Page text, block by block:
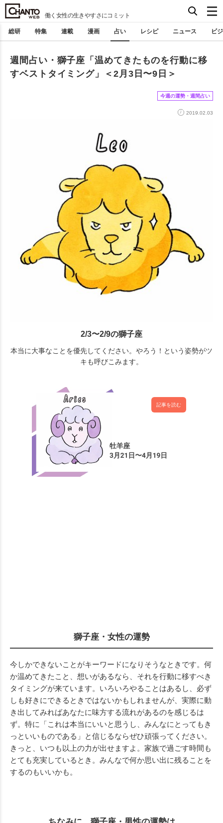
働く女性の生きやすさにコミット
総研 特集 連載 漫画 占い レシピ ニュース ビ
週間占い・獅子座「温めてきたものを行動に移
すベストタイミング」＜2月3日〜9日＞
今週の運勢・週間占い
2019.02.03
2/3〜2/9の獅子座
本当に大事なことを優先してください。やろう！という姿勢がツ
キも呼びこみます。
記事を読む
獅子座・女性の運勢
今しかできないことがキーワードになりそうなときです。何
か温めてきたこと、想いがあるなら、それを行動に移すべき
タイミングが来ています。いろいろやることはあるし、必ず
しも好きにできるときではないかもしれませんが、実際に動
き出してみればあなたに味方する流れがあるのを感じるは
ず。特に「これは本当にいいと思うし、みんなにとってもき
っといいものである」と信じるならぜひ頑張ってください。
きっと、いつも以上の力が出せますよ。家族で過ごす時間も
とても充実しているとき。みんなで何か思い出に残ることを
するのもいいかも。